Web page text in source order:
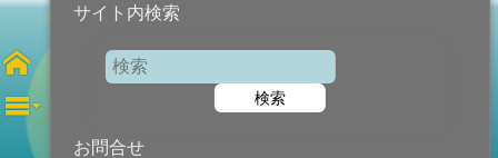
サイト内検索
検索
お問合せ
聖フィリポ・ネリ 司祭